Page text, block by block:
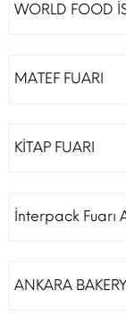
WORLD FOOD
MATEF FUARI
KİTAP FUARI
İnterpack Fuarı
ANKARA